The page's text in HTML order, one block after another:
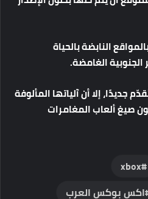
النابضةبالحياة
الجنوبيةالغامضة.
جديدًا،إلاأنآلياتهاالمألوفة
صيغألعابالمغامرات
xbox
اكس بوكس العرب